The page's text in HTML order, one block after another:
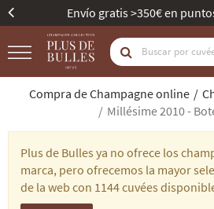
Envío gratis >350€ en
Compra de Champagne online
Millésime 2010 -
Plus de Bulles ya no ofrece los
marca, pero ofrecemos la mayor
de la web con 1144 cuvées